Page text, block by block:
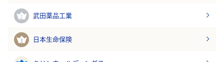
2 武田薬品工業
3 日本生命保険